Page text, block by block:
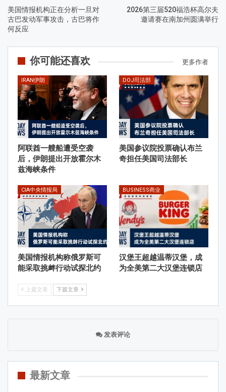
美国情报机构正在分析一旦对
古巴发动军事攻击，古巴将作
何反应
2026第三届520福浩杯高尔夫
邀请赛在南加州圆满举行
你可能还喜欢 更多作者
IRAN伊朗
阿联酋一艘船遭受空袭
后，伊朗提出开放霍尔木
兹海峡条件
DOJ司法部
美国参议院投票确认布兰
奇担任美国司法部长
CIA中央情报局
美国情报机构称俄罗斯可
能采取挑衅行动试探北约
BUSINESS商业
汉堡王超越温蒂汉堡，成
为全美第二大汉堡连锁店
上篇文章 下篇文章
发表评论
最新文章